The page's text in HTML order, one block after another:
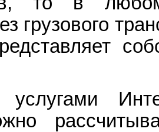
грузового
услугами